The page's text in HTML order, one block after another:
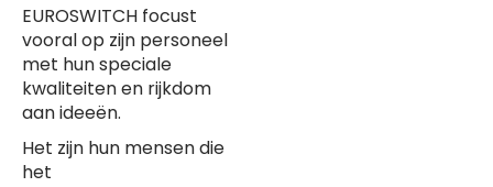
EUROSWITCH focust
vooral op zijn personeel
met hun speciale
kwaliteiten en rijkdom
aan ideeën.
Het zijn hun mensen die
het